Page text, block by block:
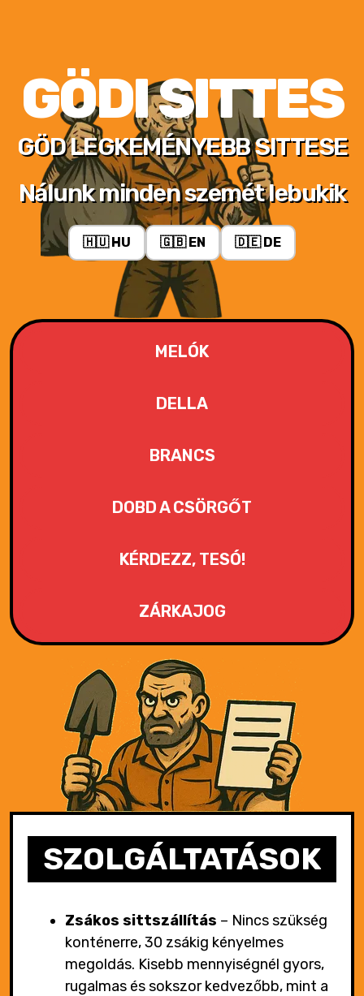
GÖDI SITTES
GÖD LEGKEMÉNYEBB SITTESE
Nálunk minden szemét lebukik
🇭🇺 HU 🇬🇧 EN 🇩🇪 DE
MELÓK
DELLA
BRANCS
DOBD A CSÖRGŐT
KÉRDEZZ, TESÓ!
ZÁRKAJOG
SZOLGÁLTATÁSOK
Zsákos sittszállítás – Nincs szükség
konténerre, 30 zsákig kényelmes
megoldás. Kisebb mennyiségnél gyors,
rugalmas és sokszor kedvezőbb, mint a